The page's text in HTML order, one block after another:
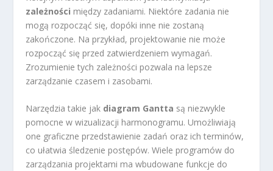
zależności między zadaniami. Niektóre zadania nie
mogą rozpocząć się, dopóki inne nie zostaną
zakończone. Na przykład, projektowanie nie może
rozpocząć się przed zatwierdzeniem wymagań.
Zrozumienie tych zależności pozwala na lepsze
zarządzanie czasem i zasobami.
Narzędzia takie jak diagram Gantta są niezwykle
pomocne w wizualizacji harmonogramu. Umożliwiają
one graficzne przedstawienie zadań oraz ich terminów,
co ułatwia śledzenie postępów. Wiele programów do
zarządzania projektami ma wbudowane funkcje do